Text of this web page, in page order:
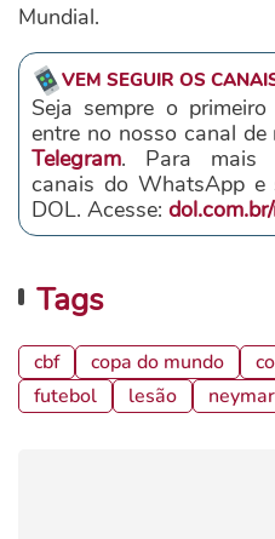
Mundial.
VEM SEGUIR OS
Seja sempre o
entre no nosso canal
Telegram. Para mais
canais do WhatsApp e
DOL. Acesse:
Tags
cbf copa do mundo
futebol
lesão neymar